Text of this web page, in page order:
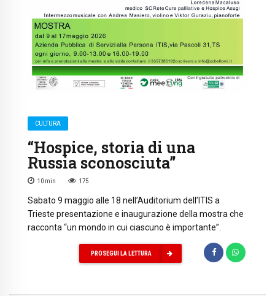
CULTURA
“Hospice, storia di una
Russia sconosciuta”
10 min 175
Sabato 9 maggio alle 18 nell’Auditorium dell’ITIS a
Trieste presentazione e inaugurazione della mostra che
racconta “un mondo in cui ciascuno è importante”.
PROSEGUI LA LETTURA